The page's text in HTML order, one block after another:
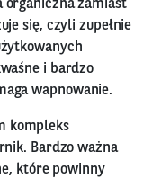
organiczna zamiast
się, czyli zupełnie
i bardzo
wapnowanie.
kompleks
Bardzo ważna
które powinny